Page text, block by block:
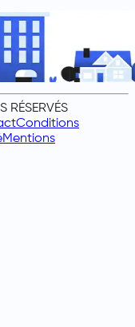
RÉSERVÉS
Conditions
Mentions